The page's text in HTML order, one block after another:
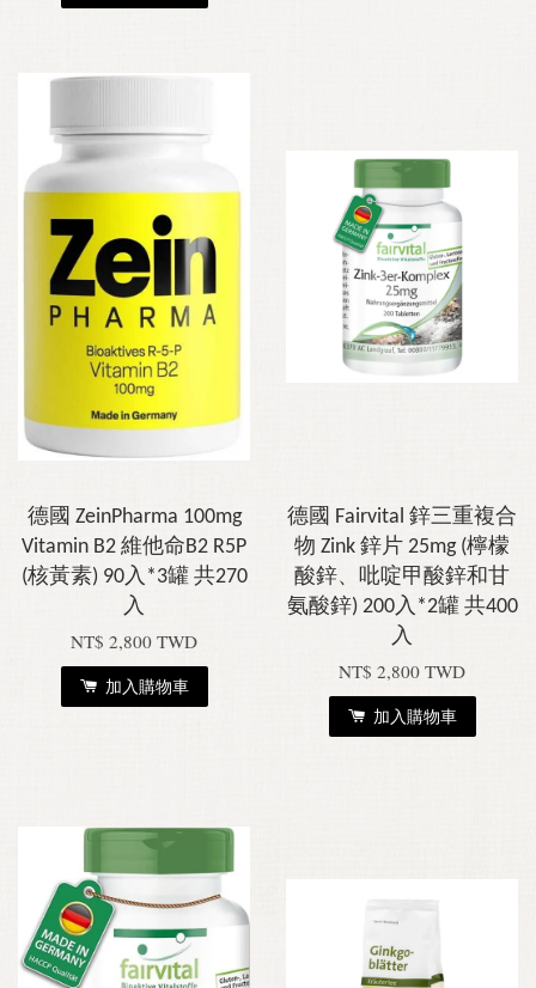
德國 ZeinPharma 100mg
Vitamin B2 維他命B2 R5P
(核黃素) 90入*3罐 共270
入
NT$ 2,800 TWD
加入購物車
德國 Fairvital 鋅三重複合
物 Zink 鋅片 25mg (檸檬
酸鋅、吡啶甲酸鋅和甘
氨酸鋅) 200入*2罐 共400
入
NT$ 2,800 TWD
加入購物車